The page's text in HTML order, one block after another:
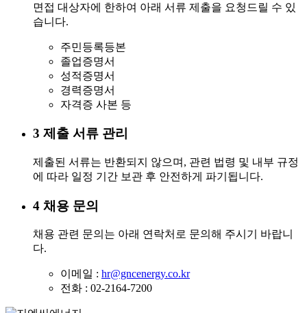
면접 대상자에 한하여 아래 서류 제출을 요청드릴 수 있
습니다.
주민등록등본
졸업증명서
성적증명서
경력증명서
자격증 사본 등
3 제출 서류 관리
제출된 서류는 반환되지 않으며, 관련 법령 및 내부 규정
에 따라 일정 기간 보관 후 안전하게 파기됩니다.
4 채용 문의
채용 관련 문의는 아래 연락처로 문의해 주시기 바랍니
다.
이메일 : hr@gncenergy.co.kr
전화 : 02-2164-7200